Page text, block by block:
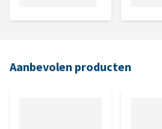
Aanbevolen producten